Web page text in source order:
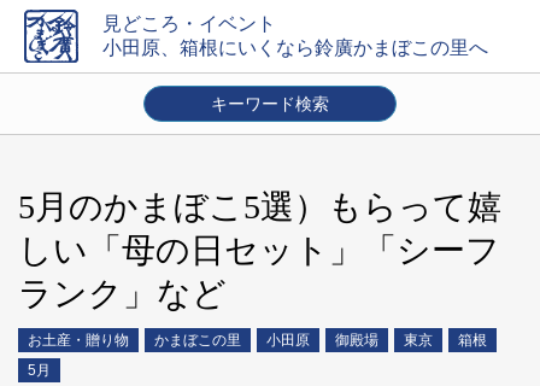
見どころ・イベント
小田原、箱根にいくなら鈴廣かまぼこの里へ
キーワード検索
エリアを選ぶ
時期
通年 1月 2月 3月 4月 5月 6月 7月
8月
9月
10月 11月 12月
内容
お土産・贈り物
5月のかまぼこ5選）もらって嬉
しい「母の日セット」「シーフ
ランク」など
お土産・贈り物 かまぼこの里 小田原 御殿場 東京
箱根
5月